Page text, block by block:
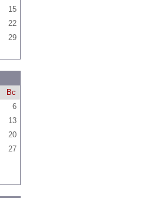
15
22
29
Вс
6
13
20
27